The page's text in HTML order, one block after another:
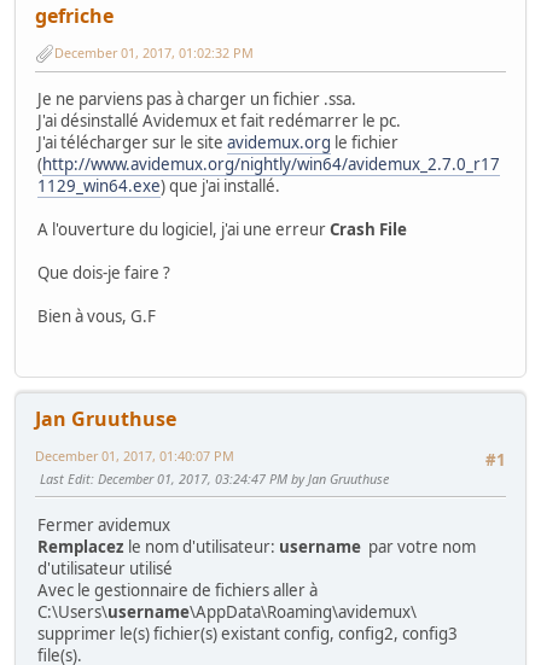
gefriche
December 01, 2017, 01:02:32 PM
Je ne parviens pas à charger un fichier .ssa.
J'ai désinstallé Avidemux et fait redémarrer le pc.
J'ai télécharger sur le site avidemux.org le fichier
(http://www.avidemux.org/nightly/win64/avidemux_2.7.0_r17
1129_win64.exe) que j'ai installé.
A l'ouverture du logiciel, j'ai une erreurCrash File
Que dois-je faire ?
Bien à vous, G.F
Jan Gruuthuse
#1
December 01, 2017, 01:40:07 PM
Last Edit: December 01, 2017, 03:24:47 PM by Jan Gruuthuse
Fermer avidemux
Remplacez le nom d'utilisateur: username par votre nom
d'utilisateur utilisé
Avec le gestionnaire de fichiers aller à
C:\Users\username\AppData\Roaming\avidemux\
supprimer le(s) fichier(s) existant config, config2, config3
file(s).